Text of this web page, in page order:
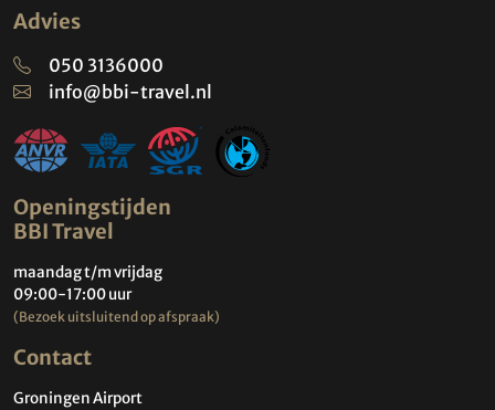
Advies
050 3136000
info@bbi-travel.nl
Openingstijden
BBI Travel
maandag t/m vrijdag
09:00-17:00 uur
(Bezoek uitsluitend op afspraak)
Contact
Groningen Airport